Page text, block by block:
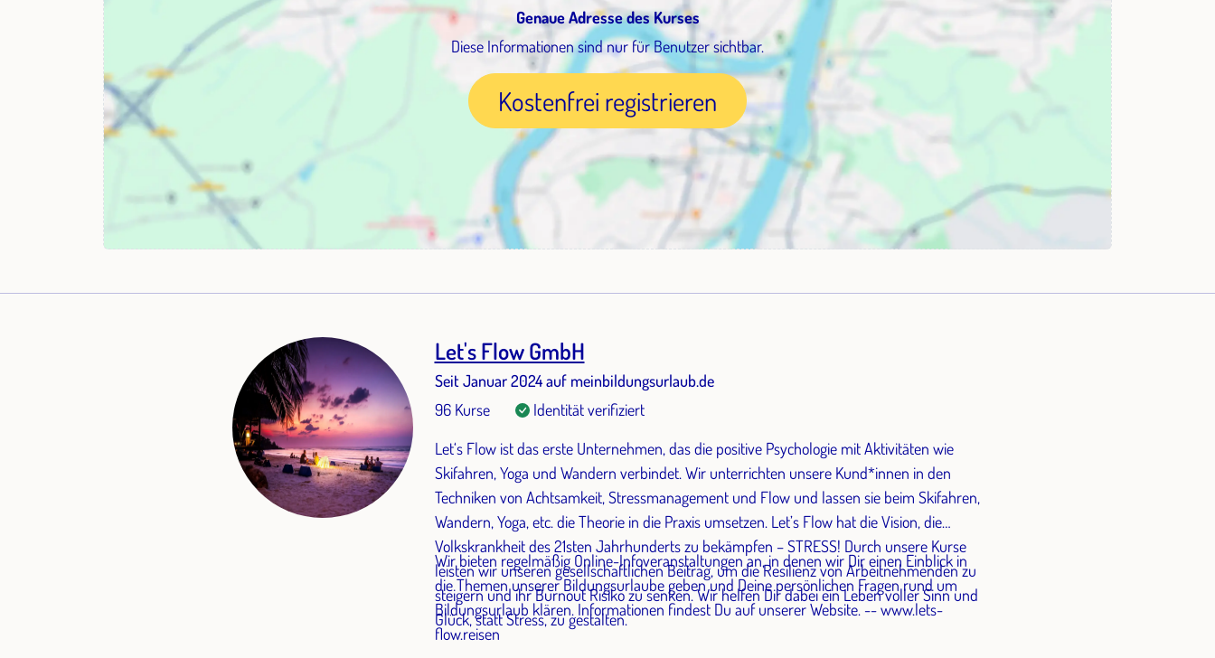
Genaue Adresse des Kurses
Diese Informationen sind nur für Benutzer sichtbar.
Kostenfrei registrieren
Let's Flow GmbH
Seit Januar 2024 auf meinbildungsurlaub.de
96 Kurse
Identität verifiziert
Let‘s Flow ist das erste Unternehmen, das die positive Psychologie mit Aktivitäten wie
Skifahren, Yoga und Wandern verbindet. Wir unterrichten unsere Kund*innen in den
Techniken von Achtsamkeit, Stressmanagement und Flow und lassen sie beim Skifahren,
Wandern, Yoga, etc. die Theorie in die Praxis umsetzen. Let’s Flow hat die Vision, die
Volkskrankheit des 21sten Jahrhunderts zu bekämpfen – STRESS! Durch unsere Kurse
leisten wir unseren gesellschaftlichen Beitrag, um die Resilienz von Arbeitnehmenden zu
steigern und ihr Burnout Risiko zu senken. Wir helfen Dir dabei ein Leben voller Sinn und
Glück, statt Stress, zu gestalten.
Wir bieten regelmäßig Online-Infoveranstaltungen an, in denen wir Dir einen Einblick in
die Themen unserer Bildungsurlaube geben und Deine persönlichen Fragen rund um
Bildungsurlaub klären. Informationen findest Du auf unserer Website. -- www.lets-
flow.reisen